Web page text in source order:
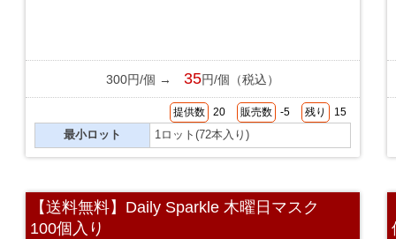
300円/個 → 35円/個（税込）
提供数 20 販売数 -5 残り 15
最小ロット 1ロット(72本入り)
【送料無料】Daily Sparkle 木曜日マスク
100個入り